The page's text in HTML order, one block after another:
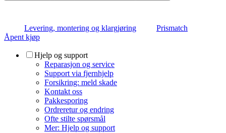
Levering, montering og klargjøring
Prismatch
Åpent kjøp
Hjelp og support
Reparasjon og service
Support via fjernhjelp
Forsikring: meld skade
Kontakt oss
Pakkesporing
Ordreretur og endring
Ofte stilte spørsmål
Mer: Hjelp og support